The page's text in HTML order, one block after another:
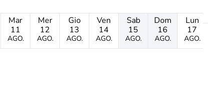
Mar
11
AGO.
Mer
12
AGO.
Gio
13
AGO.
Ven
14
AGO.
Sab
15
AGO.
Dom
16
AGO.
Lun
17
AGO.